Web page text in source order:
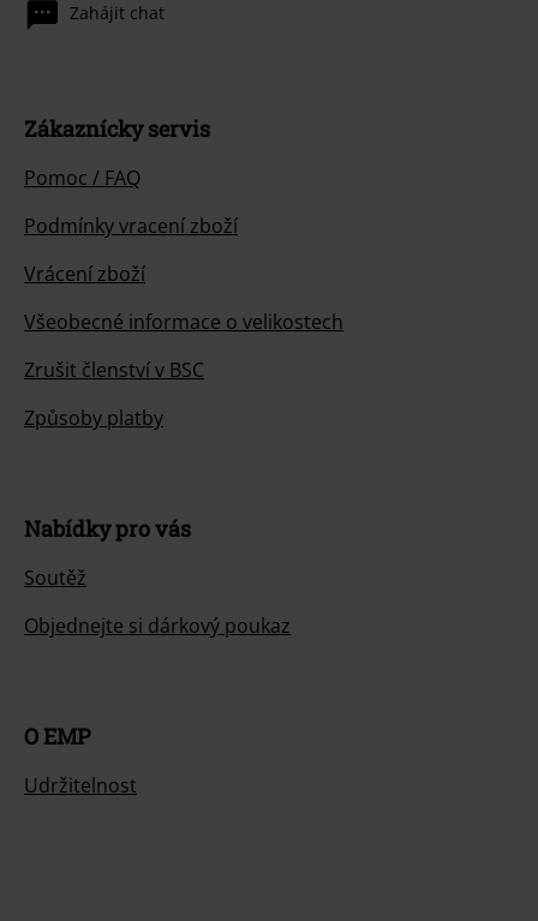
Zahájit chat
Zákaznícky servis
Pomoc / FAQ
Podmínky vracení zboží
Vrácení zboží
Všeobecné informace o velikostech
Zrušit členství v BSC
Způsoby platby
Nabídky pro vás
Soutěž
Objednejte si dárkový poukaz
O EMP
Udržitelnost